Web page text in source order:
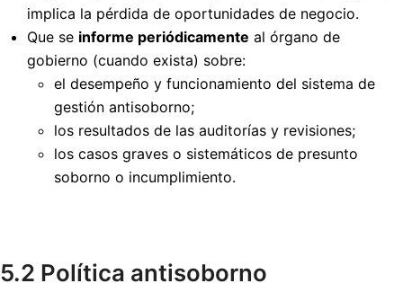
implica la pérdida de oportunidades de negocio.
Que se informe periódicamente al órgano de
gobierno (cuando exista) sobre:
el desempeño y funcionamiento del sistema de
gestión antisoborno;
los resultados de las auditorías y revisiones;
los casos graves o sistemáticos de presunto
soborno o incumplimiento.
5.2 Política antisoborno